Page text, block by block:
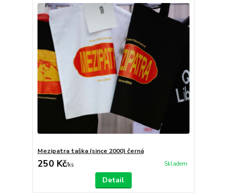
Mezipatra taška (since 2000) černá
250 Kč/ks Skladem
Detail